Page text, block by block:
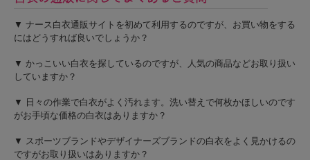
▼ ナース白衣通販サイトを初めて利用するのですが、お買い物をする
にはどうすれば良いでしょうか？
▼ かっこいい白衣を探しているのですが、人気の商品などお取り扱い
していますか？
▼ 日々の作業で白衣がよく汚れます。洗い替えで何枚かほしいのです
がお手頃な価格の白衣はありますか？
▼ スポーツブランドやデザイナーズブランドの白衣をよく見かけるの
ですがお取り扱いはありますか？